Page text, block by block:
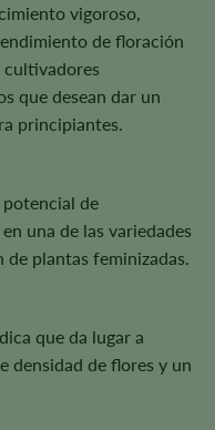
vigoroso,
de floración
cultivadores
que desean dar un
principiantes.
de
una de las variedades
plantas feminizadas.
que da lugar a
densidad de flores y un